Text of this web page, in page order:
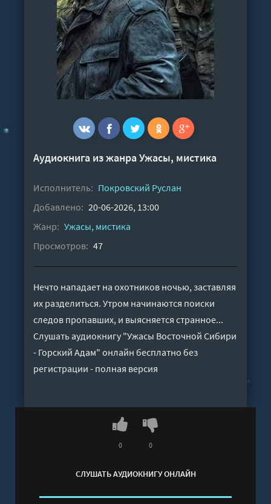
Аудиокнига из жанраУжасы, мистика
Исполнитель: Покровский Руслан
Добавлено: 20-06-2026, 13:00
Жанр: Ужасы, мистика
Просмотров: 47
Нечто нападает на охотников ночью, заставляя
их разделиться. Утром начинаются поиски
следов пропавших, и выясняется странное...
Слушать аудиокнигу "Ужасы Восточной Сибири
- Горский Адам" онлайн бесплатно без
регистрации - полная версия
СЛУШАТЬ АУДИОКНИГУ ОНЛАЙН
0 0